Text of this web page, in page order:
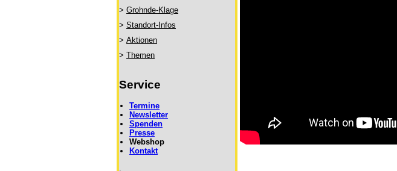
> Grohnde-Klage
> Standort-Infos
> Aktionen
> Themen
Service
Termine
Newsletter
Spenden
Presse
Webshop
Kontakt